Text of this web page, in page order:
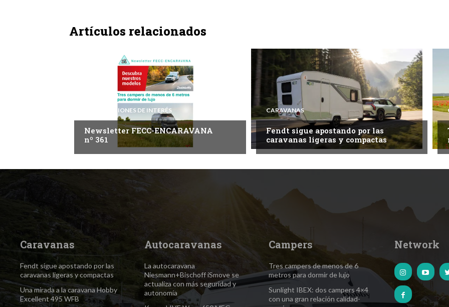
Artículos relacionados
INFORMACIONES DE INTERÉS
Newsletter FECC-ENCARAVANA
nº 361
CARAVANAS
Fendt sigue apostando por las
caravanas ligeras y compactas
Caravanas
Fendt sigue apostando por las
caravanas ligeras y compactas
Una mirada a la caravana Hobby
Excellent 495 WFB
Autocaravanas
La autocaravana
Niesmann+Bischoff iSmove se
actualiza con más seguridad y
autonomía
Campers
Tres campers de menos de 6
metros para dormir de lujo
Sunlight IBEX: dos campers 4×4
con una gran relación calidad-
Network